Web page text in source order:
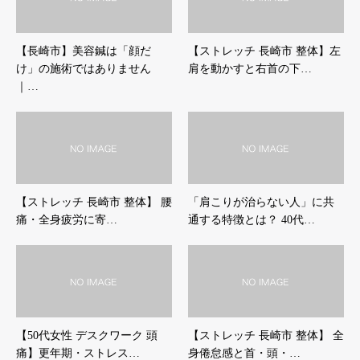
【長崎市】美容鍼は「顔だ
け」の施術ではありません
｜…
【ストレッチ 長崎市 整体】左
肩を動かすと右首の下…
【ストレッチ 長崎市 整体】 腰
痛・全身疲労に寄…
「肩こりが治らない人」に共
通する特徴とは？ 40代…
【50代女性 デスクワーク 頭
痛】更年期・ストレス…
【ストレッチ 長崎市 整体】 全
身倦怠感と首・頭・…